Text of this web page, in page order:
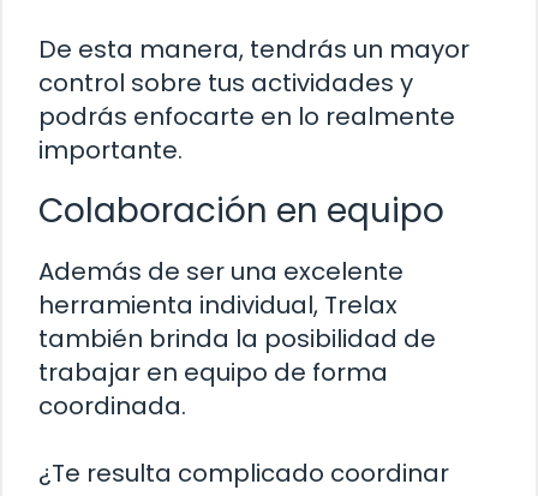
De esta manera, tendrás un mayor
control sobre tus actividades y
podrás enfocarte en lo realmente
importante.
Colaboración en equipo
Además de ser una excelente
herramienta individual, Trelax
también brinda la posibilidad de
trabajar en equipo de forma
coordinada.
¿Te resulta complicado coordinar